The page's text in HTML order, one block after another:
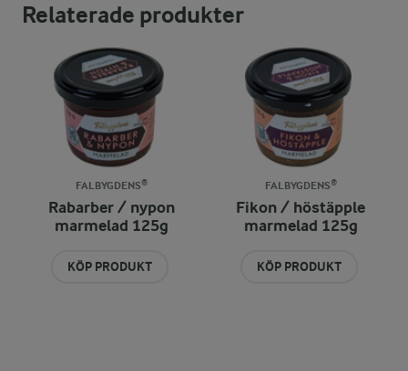
Relaterade produkter
FALBYGDENS®
Rabarber / nypon
marmelad 125g
KÖP PRODUKT
FALBYGDENS®
Fikon / höstäpple
marmelad 125g
KÖP PRODUKT